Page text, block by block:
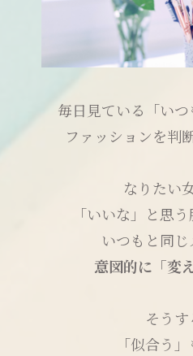
毎日見ている「い
ファッションを判
なりたい
「いいな」と思
いつもと同
意図的に「変
そうす
「似合う